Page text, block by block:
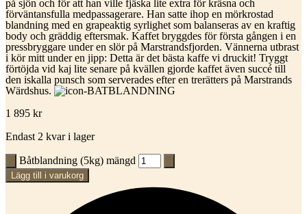
på sjön och för att han ville fjäska lite extra för kräsna och
förväntansfulla medpassagerare. Han satte ihop en mörkrostad
blandning med en grapeaktig syrlighet som balanseras av en kraftig
body och gräddig eftersmak. Kaffet bryggdes för första gången i en
pressbryggare under en slör på Marstrandsfjorden. Vännerna utbrast
i kör mitt under en jipp: Detta är det bästa kaffe vi druckit! Tryggt
förtöjda vid kaj lite senare på kvällen gjorde kaffet även succé till
den iskalla punsch som serverades efter en trerätters på Marstrands
Wärdshus.
1 895 kr
Endast 2 kvar i lager
Båtblandning (5kg) mängd
Lägg till i varukorg